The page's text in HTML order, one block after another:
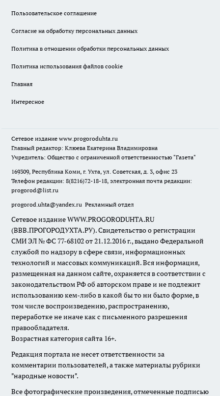
Пользовательское соглашение
Согласие на обработку персональных данных
Политика в отношении обработки персональных данных
Политика использования файлов cookie
Главная
Интересное
Сетевое издание www.progoroduhta.ru
Главный редактор: Клюева Екатерина Владимировна
Учредитель: Общество с ограниченной ответственностью "Газета"
169309, Республика Коми, г. Ухта, ул. Советская, д. 3, офис 23
Телефон редакции: 8(8216)72-18-18, электронная почта редакции:
progorod@list.ru
progorod.uhta@yandex.ru Рекламный отдел
Сетевое издание WWW.PROGORODUHTA.RU
(ВВВ.ПРОГОРОДУХТА.РУ). Свидетельство о регистрации
СМИ ЭЛ № ФС 77-68102 от 21.12.2016 г., выдано Федеральной
службой по надзору в сфере связи, информационных
технологий и массовых коммуникаций. Вся информация,
размещенная на данном сайте, охраняется в соответствии с
законодательством РФ об авторском праве и не подлежит
использованию кем-либо в какой бы то ни было форме, в
том числе воспроизведению, распространению,
переработке не иначе как с письменного разрешения
правообладателя.
Возрастная категория сайта 16+.
Редакция портала не несет ответственности за
комментарии пользователей, а также материалы рубрики
"народные новости".
Все фотографические произведения, отмеченные подписью